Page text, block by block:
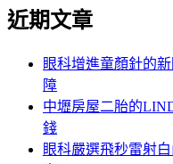
近期文章
眼科增進童顏針的
障
中壢房屋二胎的
錢
眼科嚴選飛秒雷射